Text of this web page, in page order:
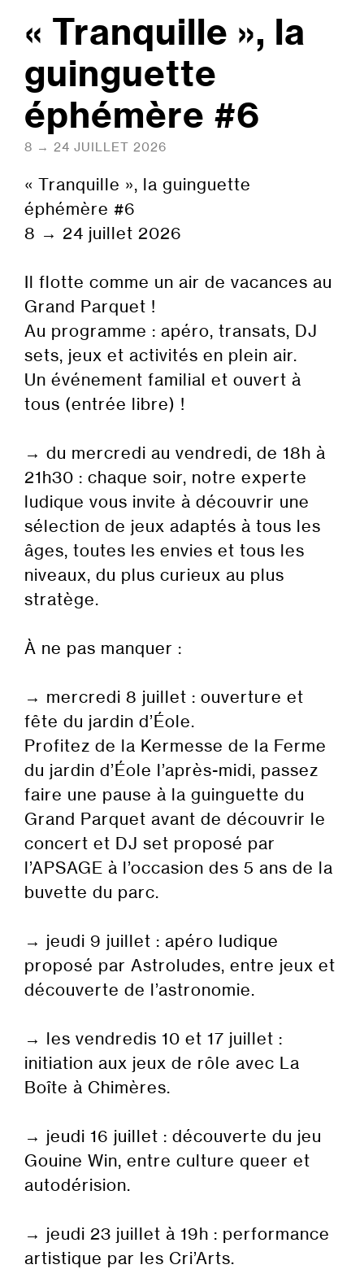
« Tranquille », la
guinguette
éphémère #6
8 → 24 JUILLET 2026
« Tranquille », la guinguette
éphémère #6
8 → 24 juillet 2026
Il flotte comme un air de vacances au
Grand Parquet !
Au programme : apéro, transats, DJ
sets, jeux et activités en plein air.
Un événement familial et ouvert à
tous (entrée libre) !
→ du mercredi au vendredi, de 18h à
21h30 : chaque soir, notre experte
ludique vous invite à découvrir une
sélection de jeux adaptés à tous les
âges, toutes les envies et tous les
niveaux, du plus curieux au plus
stratège.
À ne pas manquer :
→ mercredi 8 juillet : ouverture et
fête du jardin d’Éole.
Profitez de la Kermesse de la Ferme
du jardin d’Éole l’après-midi, passez
faire une pause à la guinguette du
Grand Parquet avant de découvrir le
concert et DJ set proposé par
l’APSAGE à l’occasion des 5 ans de la
buvette du parc.
→ jeudi 9 juillet : apéro ludique
proposé par Astroludes, entre jeux et
découverte de l’astronomie.
→ les vendredis 10 et 17 juillet :
initiation aux jeux de rôle avec La
Boîte à Chimères.
→ jeudi 16 juillet : découverte du jeu
Gouine Win, entre culture queer et
autodérision.
→ jeudi 23 juillet à 19h : performance
artistique par les Cri’Arts.